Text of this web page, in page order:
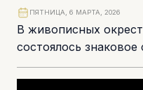
В живописных
состоялось
перевернуть
виноделии. В новом
ПЯТНИЦА, 6 МАРТА, 2026